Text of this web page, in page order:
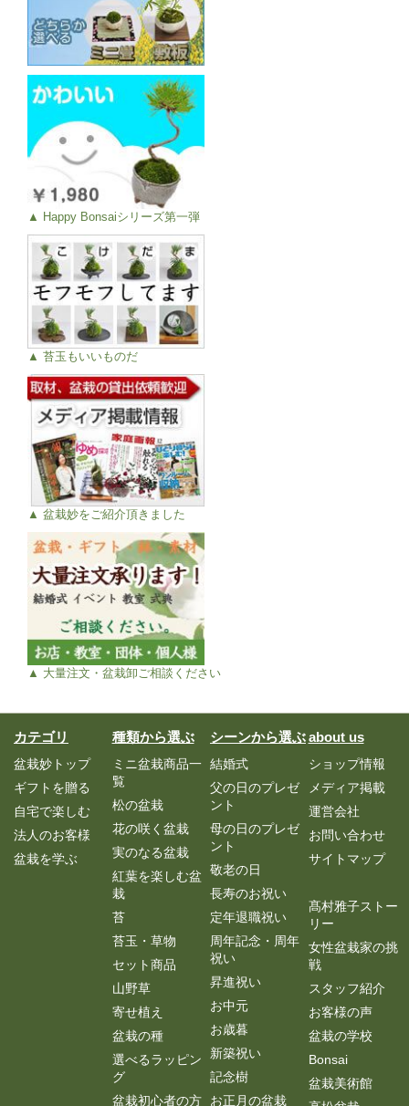
▲ Happy Bonsaiシリーズ第一弾
▲ 苔玉もいいものだ
▲ 盆栽妙をご紹介頂きました
▲ 大量注文・盆栽卸ご相談ください
カテゴリ
盆栽妙トップ
ギフトを贈る
自宅で楽しむ
法人のお客様
盆栽を学ぶ
種類から選ぶ
ミニ盆栽商品一
覧
松の盆栽
花の咲く盆栽
実のなる盆栽
紅葉を楽しむ盆
栽
苔
苔玉・草物
セット商品
山野草
寄せ植え
盆栽の種
選べるラッピン
グ
盆栽初心者の方
シーンから選ぶ
結婚式
父の日のプレゼ
ント
母の日のプレゼ
ント
敬老の日
長寿のお祝い
定年退職祝い
周年記念・周年
祝い
昇進祝い
お中元
お歳暮
新築祝い
記念樹
お正月の盆栽
about us
ショップ情報
メディア掲載
運営会社
お問い合わせ
サイトマップ
髙村雅子ストー
リー
女性盆栽家の挑
戦
スタッフ紹介
お客様の声
盆栽の学校
Bonsai
盆栽美術館